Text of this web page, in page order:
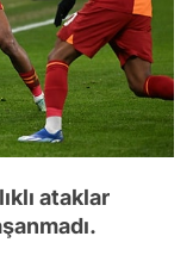
ataklar